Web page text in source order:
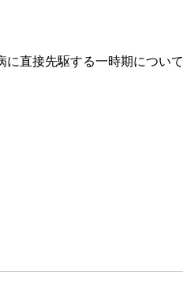
直接先駆する一時期について